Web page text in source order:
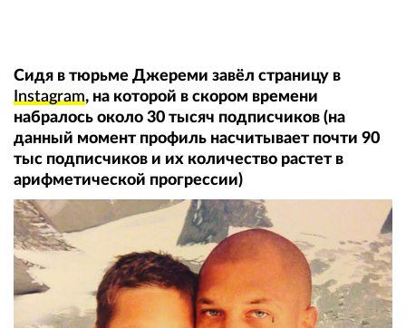
Сидя в тюрьме Джереми завёл страницу в
Instagram, на которой в скором времени
набралось около 30 тысяч подписчиков (на
данный момент профиль насчитывает почти 90
тыс подписчиков и их количество растет в
арифметической прогрессии)